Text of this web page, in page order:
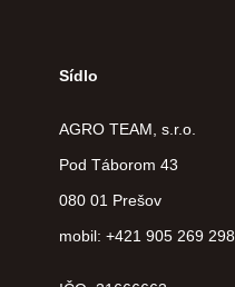
Sídlo
AGRO TEAM, s.r.o.
Pod Táborom 43
080 01 Prešov
mobil: +421 905 269 298